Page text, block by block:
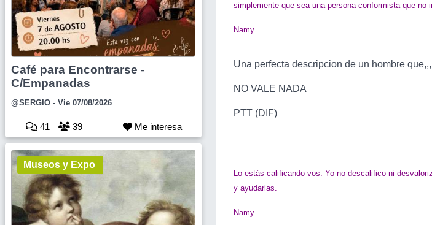
Café para Encontrarse -
C/Empanadas
@SERGIO - Vie 07/08/2026
41 39 Me interesa
Museos y Expo
simplemente que sea una persona conformista que no
Namy.
Una perfecta descripcion de un hombre
NO VALE NADA
PTT (DIF)
Lo estás calificando vos. Yo no descalifico ni
y ayudarlas.
Namy.